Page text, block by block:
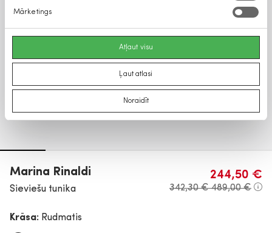
Mārketings
Atļaut visu
Ļaut atlasi
Noraidīt
Marina Rinaldi
Sieviešu tunika
244,50 €
342,30 €489,00 €
Krāsa: Rudmatis